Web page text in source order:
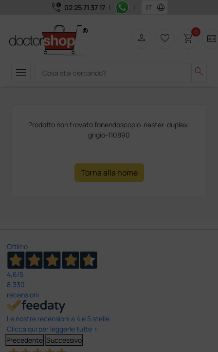
call_quality 02 25 71 37 17 | | language
menu search
person favorite_border shopping_cart0 two_pager
Prodotto non trovato fonendoscopio-riester-duplex-
grigio-110890
Torna alla home
Ottimo
4,6/5
8.330
recensioni
Le nostre recensioni a 4 e 5 stelle.
Clicca qui per leggerle tutte >
Precedente Successivo